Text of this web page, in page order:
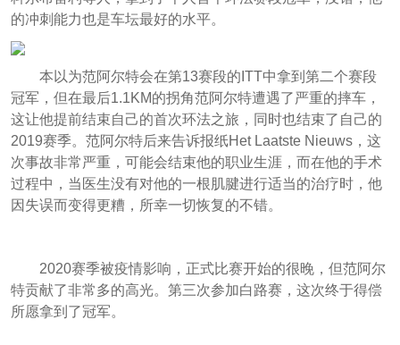
的冲刺能力也是车坛最好的水平。
本以为范阿尔特会在第13赛段的ITT中拿到第二个赛段
冠军，但在最后1.1KM的拐角范阿尔特遭遇了严重的摔车，
这让他提前结束自己的首次环法之旅，同时也结束了自己的
2019赛季。范阿尔特后来告诉报纸Het Laatste Nieuws，这
次事故非常严重，可能会结束他的职业生涯，而在他的手术
过程中，当医生没有对他的一根肌腱进行适当的治疗时，他
因失误而变得更糟，所幸一切恢复的不错。
2020赛季被疫情影响，正式比赛开始的很晚，但范阿尔
特贡献了非常多的高光。第三次参加白路赛，这次终于得偿
所愿拿到了冠军。